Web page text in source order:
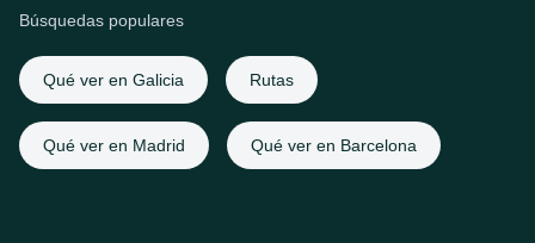
Búsquedas populares
Qué ver en Galicia Rutas
Qué ver en Madrid Qué ver en Barcelona